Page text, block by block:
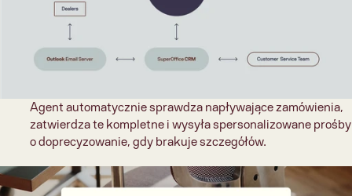
Agent automatycznie sprawdza napływające zamówienia,
zatwierdza te kompletne i wysyła spersonalizowane prośby
o doprecyzowanie, gdy brakuje szczegółów.